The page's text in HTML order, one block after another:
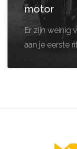
motor
Er zijn weinig
aan je eerste